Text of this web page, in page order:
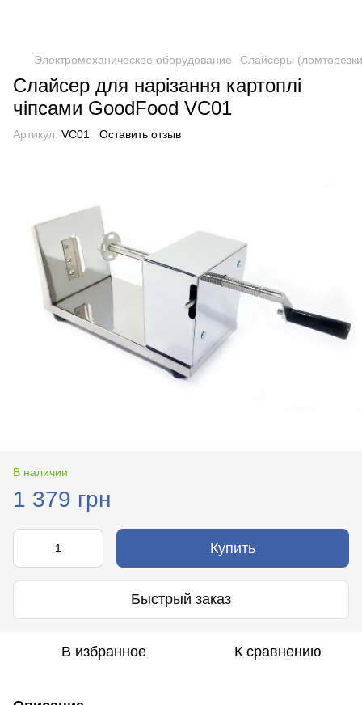
Электромеханическое оборудование Слайсеры
Слайсер для нарізання картоплі
чіпсами GoodFood VC01
Артикул: VC01 Оставить отзыв
В наличии
1 379 грн
Купить
Быстрый заказ
В избранное К сравнению